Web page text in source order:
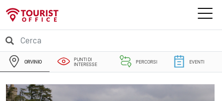
ORVINIO
PUNTI DI
INTERESSE
PERCORSI EVENTI